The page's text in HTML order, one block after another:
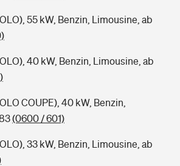
55 kW, Benzin, Limousine, ab
40 kW, Benzin, Limousine, ab
COUPE), 40 kW, Benzin,
(0600 / 601)
33 kW, Benzin, Limousine, ab